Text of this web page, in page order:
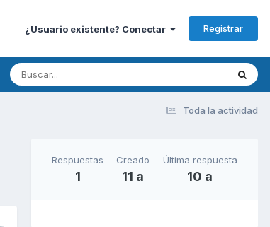
¿Usuario existente? Conectar Registrar
Toda la actividad
Respuestas
1
Creado
11 a
Última respuesta
10 a